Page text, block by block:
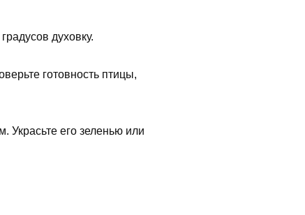
духовку.
готовность птицы,
Украсьте его зеленью или